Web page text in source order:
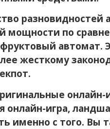
разновидностей
по
автомат.
жесткому
онлайн-игра,
именно с того. Вы